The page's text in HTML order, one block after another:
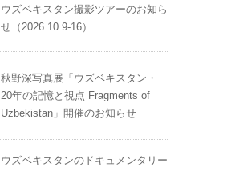
ウズベキスタン撮影ツアーのお知ら
せ（2026.10.9-16）
秋野深写真展「ウズベキスタン・
20年の記憶と視点 Fragments of
Uzbekistan」開催のお知らせ
ウズベキスタンのドキュメンタリー